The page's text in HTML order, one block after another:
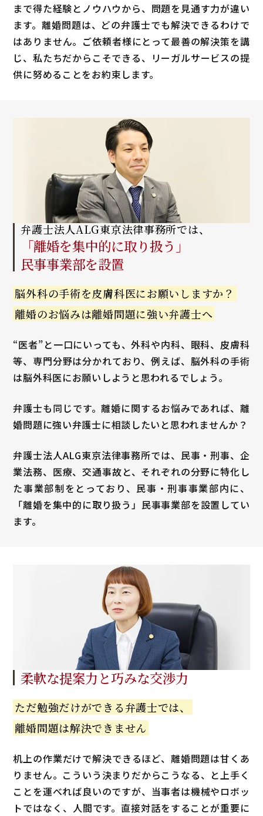
まで得た経験とノウハウから、問題を見通す力が違い
ます。離婚問題は、どの弁護士でも解決できるわけで
はありません。ご依頼者様にとって最善の解決策を講
じ、私たちだからこそできる、リーガルサービスの提
供に努めることをお約束します。
弁護士法人ALG東京法律事務所では、
「離婚を集中的に取り扱う」
民事事業部を設置
脳外科の手術を皮膚科医にお願いしますか？
離婚のお悩みは離婚問題に強い弁護士へ
“医者”と一口にいっても、外科や内科、眼科、皮膚科
等、専門分野は分かれており、例えば、脳外科の手術
は脳外科医にお願いしようと思われるでしょう。
弁護士も同じです。離婚に関するお悩みであれば、離
婚問題に強い弁護士に相談したいと思われませんか？
弁護士法人ALG東京法律事務所では、民事・刑事、企
業法務、医療、交通事故と、それぞれの分野に特化し
た事業部制をとっており、民事・刑事事業部内に、
「離婚を集中的に取り扱う」民事事業部を設置してい
ます。
柔軟な提案力と巧みな交渉力
ただ勉強だけができる弁護士では、
離婚問題は解決できません
机上の作業だけで解決できるほど、離婚問題は甘くあ
りません。こういう決まりだからこうなる、と上手く
ことを運べれば良いのですが、当事者は機械やロボッ
トではなく、人間です。直接対話をすることが重要に